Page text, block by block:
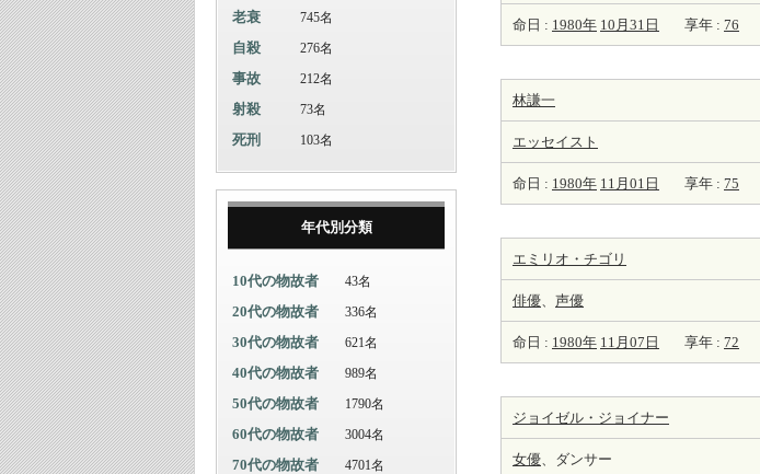
命日 : 1980年 10月31日 享年 : 76
林謙一
エッセイスト
命日 : 1980年 11月01日 享年 : 75
エミリオ・チゴリ
俳優、 声優
命日 : 1980年 11月07日 享年 : 72
ジョイゼル・ジョイナー
女優、ダンサー
老衰 745名
自殺 276名
事故 212名
射殺 73名
死刑 103名
年代別分類
10代の物故者 43名
20代の物故者 336名
30代の物故者 621名
40代の物故者 989名
50代の物故者 1790名
60代の物故者 3004名
70代の物故者 4701名